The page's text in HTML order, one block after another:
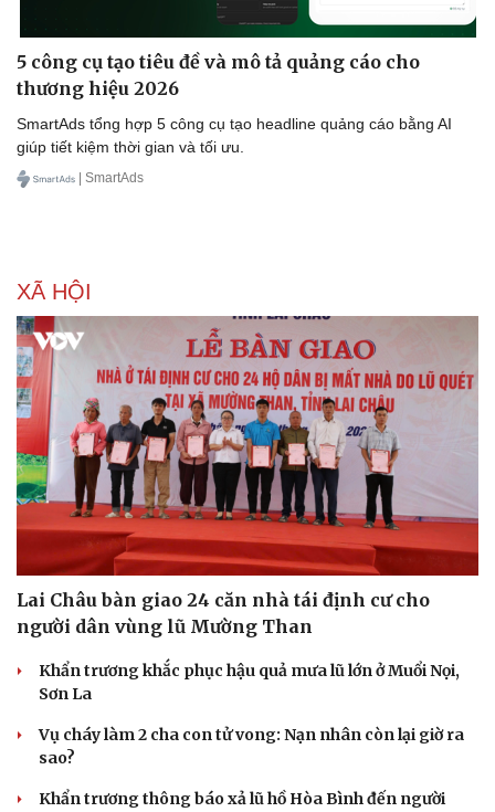
Sức khỏe
Dinh dưỡng - món ngon
Cây thuốc
Sản phụ khoa
Nhi khoa
Nam khoa
Làm đẹp - giảm cân
Phòng mạch online
Ăn sạch sống khỏe
Đời sống
Nhà đẹp
Blog
Tình yêu - Gia đình
5 công cụ tạo tiêu đề và mô tả quảng cáo cho
thương hiệu 2026
SmartAds tổng hợp 5 công cụ tạo headline quảng cáo bằng AI
giúp tiết kiệm thời gian và tối ưu.
| SmartAds
XÃ HỘI
Lai Châu bàn giao 24 căn nhà tái định cư cho
người dân vùng lũ Mường Than
Khẩn trương khắc phục hậu quả mưa lũ lớn ở Muổi Nọi,
Sơn La
Vụ cháy làm 2 cha con tử vong: Nạn nhân còn lại giờ ra
sao?
Khẩn trương thông báo xả lũ hồ Hòa Bình đến người